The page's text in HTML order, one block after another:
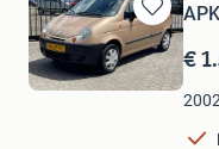
Bewaren
in
Mijn
Favorieten
€